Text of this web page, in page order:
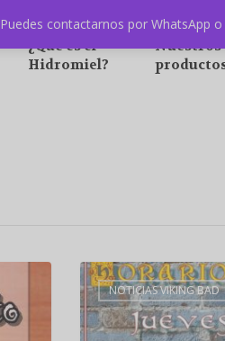
¿Qué es el
Hidromiel?
Nuestros
NOTICIAS VIKING BAD
Puedes contactarnos por WhatsApp